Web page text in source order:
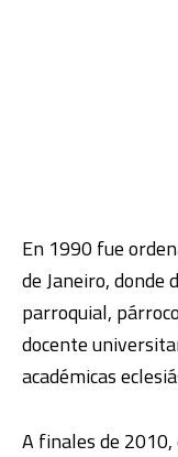
En 1990 fue
de Janeiro, donde
parroquial,
docente
académicas
A finales de